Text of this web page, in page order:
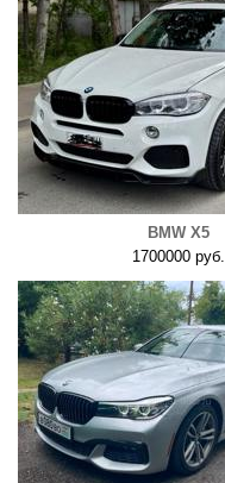
BMW X5
1700000 руб.